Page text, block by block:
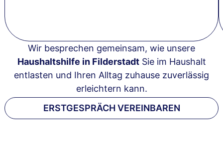
Wir besprechen gemeinsam, wie unsere
Haushaltshilfe in FilderstadtSie im Haushalt
entlasten und Ihren Alltag zuhause zuverlässig
erleichtern kann.
ERSTGESPRÄCH VEREINBAREN